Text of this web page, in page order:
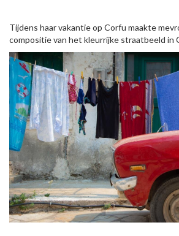
Tijdens haar vakantie op Corfu maakte
compositie van het kleurrijke straatbeeld in